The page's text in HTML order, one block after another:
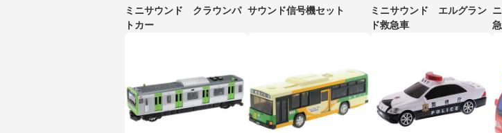
ミニサウンド クラウンパ
トカー
サウンド信号機セット
ミニサウンド エルグラン
ド救急車